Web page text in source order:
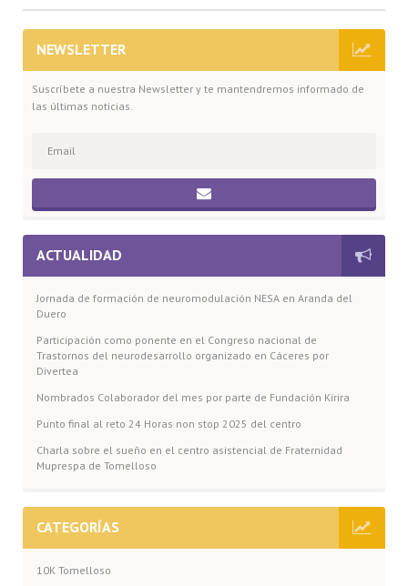
NEWSLETTER
Suscríbete a nuestra Newsletter y te mantendremos informado de
las últimas noticias.
ACTUALIDAD
Jornada de formación de neuromodulación NESA en Aranda del
Duero
Participación como ponente en el Congreso nacional de
Trastornos del neurodesarrollo organizado en Cáceres por
Divertea
Nombrados Colaborador del mes por parte de Fundación Kirira
Punto final al reto 24 Horas non stop 2025 del centro
Charla sobre el sueño en el centro asistencial de Fraternidad
Muprespa de Tomelloso
CATEGORÍAS
10K Tomelloso